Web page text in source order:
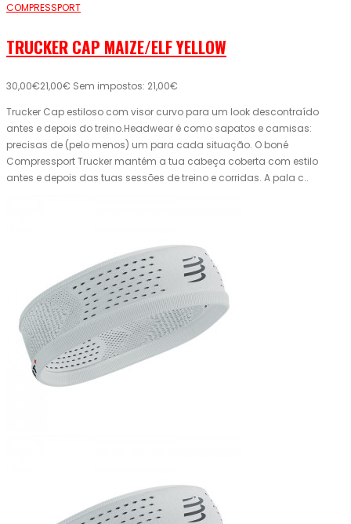
COMPRESSPORT
TRUCKER CAP MAIZE/ELF YELLOW
30,00€21,00€ Sem impostos: 21,00€
Trucker Cap estiloso com visor curvo para um look descontraído
antes e depois do treino.Headwear é como sapatos e camisas:
precisas de (pelo menos) um para cada situação. O boné
Compressport Trucker mantém a tua cabeça coberta com estilo
antes e depois das tuas sessões de treino e corridas. A pala c..